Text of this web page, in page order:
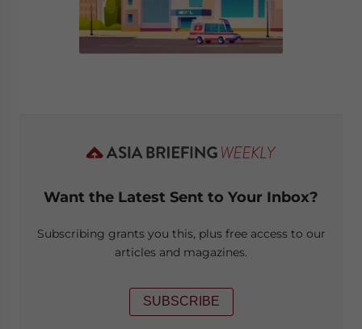
Want the Latest Sent to Your Inbox?
Subscribing grants you this, plus free access to our
articles and magazines.
SUBSCRIBE